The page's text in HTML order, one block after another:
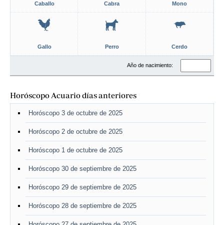
Caballo Cabra Mono
Gallo Perro Cerdo
Año de nacimiento:
Horóscopo Acuario días anteriores
Horóscopo 3 de octubre de 2025
Horóscopo 2 de octubre de 2025
Horóscopo 1 de octubre de 2025
Horóscopo 30 de septiembre de 2025
Horóscopo 29 de septiembre de 2025
Horóscopo 28 de septiembre de 2025